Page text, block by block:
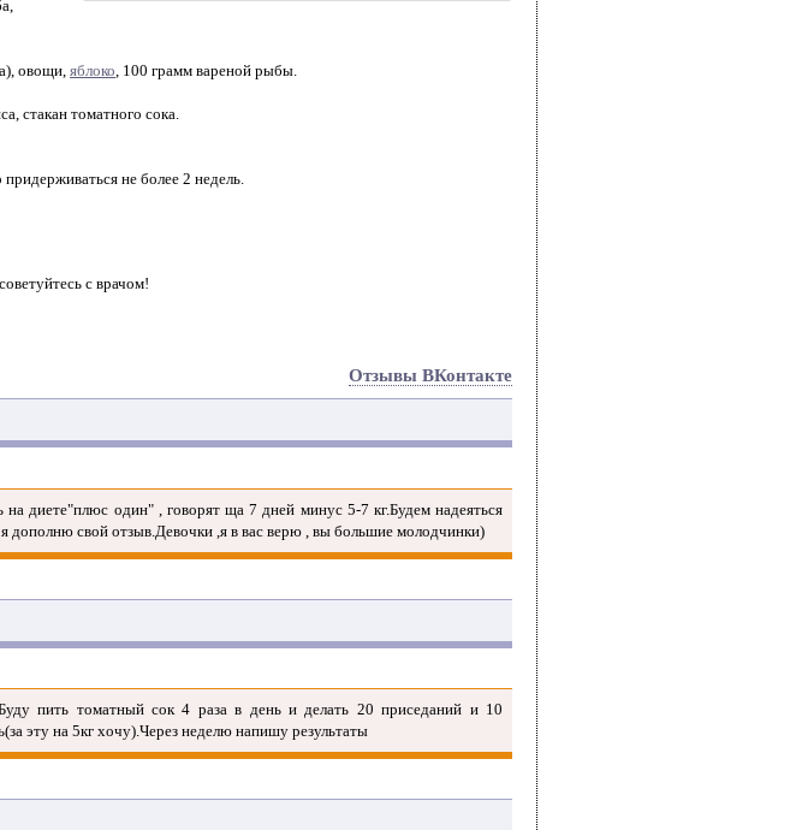
овощи,яблоко, 100 грамм вареной рыбы.
стакан томатного сока.
не более 2 недель.
с врачом!
Отзывы ВКонтакте
диете"плюс один" , говорят ща 7 дней минус 5-7 кг.Будем надеяться
дополню свой отзыв.Девочки ,я в вас верю , вы большие молодчинки)
пить томатный сок 4 раза в день и делать 20 приседаний и 10
эту на 5кг хочу).Через неделю напишу результаты